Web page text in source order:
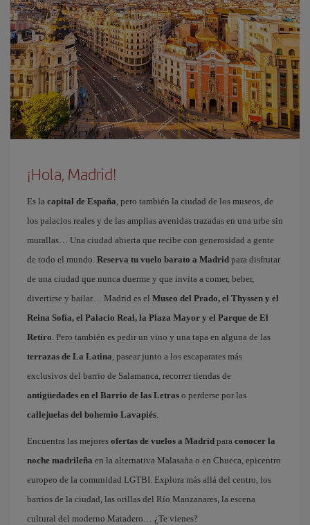
¡Hola, Madrid!
Es la capital de España, pero también la ciudad de los museos, de
los palacios reales y de las amplias avenidas trazadas en una urbe sin
murallas… Una ciudad abierta que recibe con generosidad a gente
de todo el mundo. Reserva tu vuelo barato a Madrid para disfrutar
de una ciudad que nunca duerme y que invita a comer, beber,
divertirse y bailar… Madrid es el Museo del Prado, el Thyssen y el
Reina Sofía, el Palacio Real, la Plaza Mayor y el Parque de El
Retiro. Pero también es pedir un vino y una tapa en alguna de las
terrazas de La Latina, pasear junto a los escaparates más
exclusivos del barrio de Salamanca, recorrer tiendas de
antigüedades en el Barrio de las Letras o perderse por las
callejuelas del bohemio Lavapiés.
Encuentra las mejores ofertas de vuelos a Madrid para conocer la
noche madrileña en la alternativa Malasaña o en Chueca, epicentro
europeo de la comunidad LGTBI. Explora más allá del centro, los
barrios de la ciudad, las orillas del Río Manzanares, la escena
cultural del moderno Matadero… ¿Te vienes?